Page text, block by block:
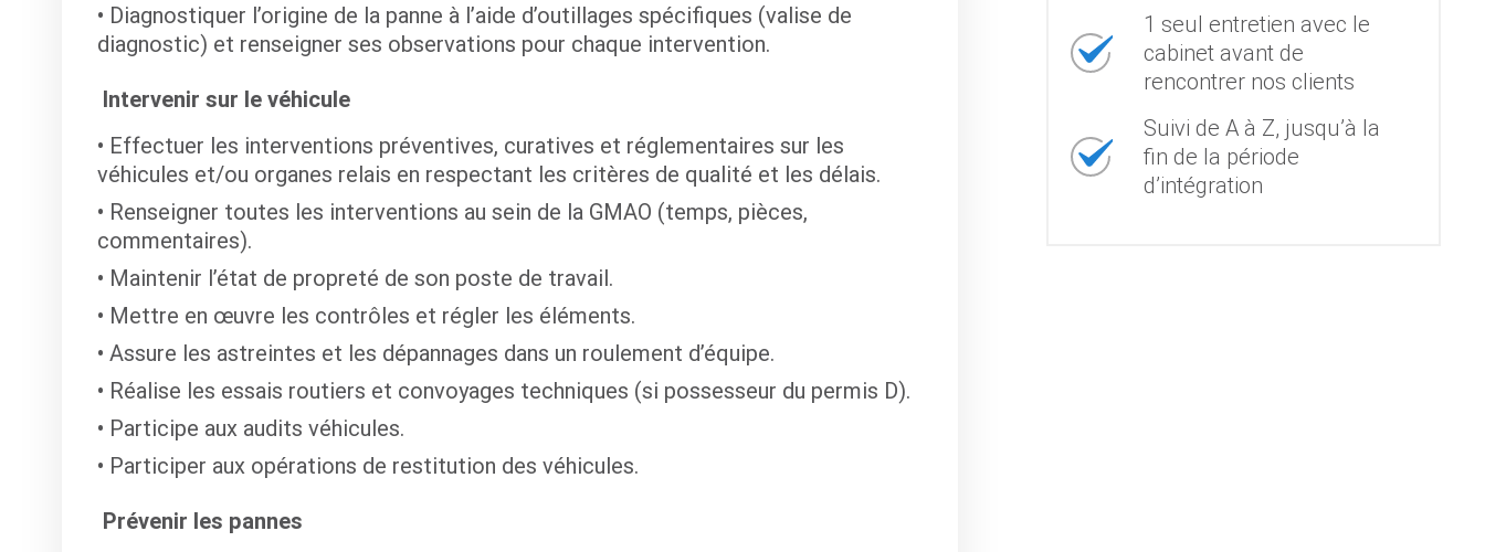
Diagnostiquer l’origine de la panne à l’aide d’outillages spécifiques (valise de
diagnostic) et renseigner ses observations pour chaque intervention.
Intervenir sur le véhicule
Effectuer les interventions préventives, curatives et réglementaires sur les
véhicules et/ou organes relais en respectant les critères de qualité et les délais.
Renseigner toutes les interventions au sein de la GMAO (temps, pièces,
commentaires).
Maintenir l’état de propreté de son poste de travail.
Mettre en œuvre les contrôles et régler les éléments.
Assure les astreintes et les dépannages dans un roulement d’équipe.
Réalise les essais routiers et convoyages techniques (si possesseur du permis D).
Participe aux audits véhicules.
Participer aux opérations de restitution des véhicules.
Prévenir les pannes
1 seul entretien avec le
cabinet avant de
rencontrer nos clients
Suivi de A à Z, jusqu’à la
fin de la période
d’intégration